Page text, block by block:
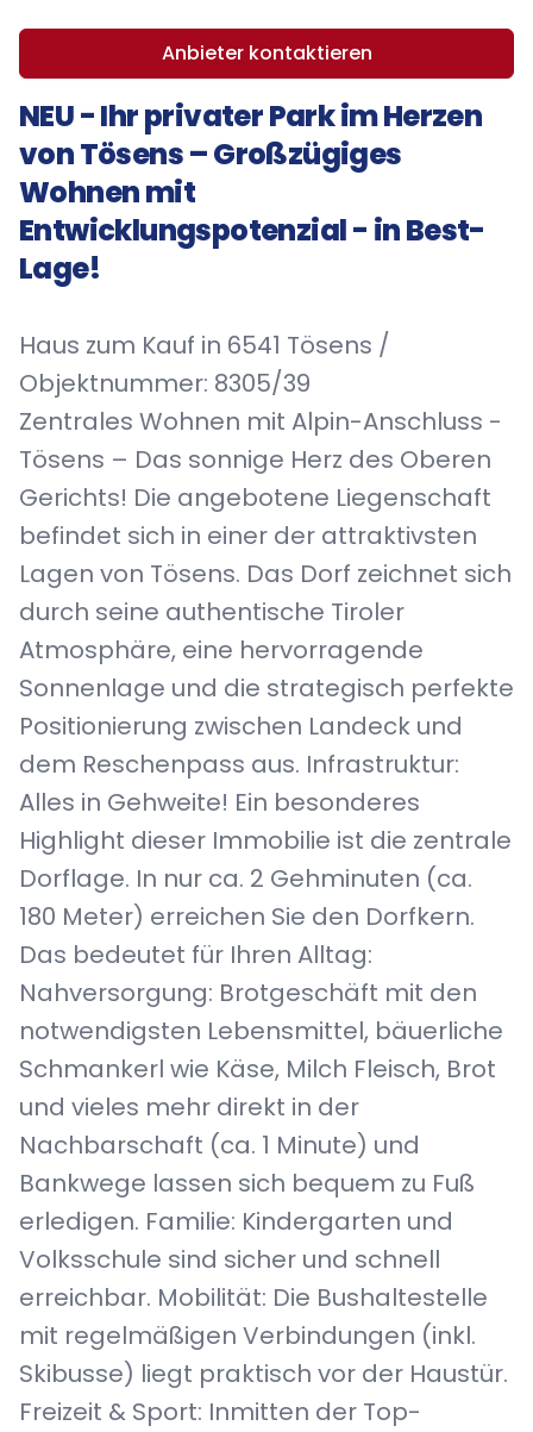
Anbieter kontaktieren
NEU - Ihr privater Park im Herzen
von Tösens – Großzügiges
Wohnen mit
Entwicklungspotenzial - in Best-
Lage!
Haus zum Kauf in 6541 Tösens /
Objektnummer: 8305/39
Zentrales Wohnen mit Alpin-Anschluss -
Tösens – Das sonnige Herz des Oberen
Gerichts! Die angebotene Liegenschaft
befindet sich in einer der attraktivsten
Lagen von Tösens. Das Dorf zeichnet sich
durch seine authentische Tiroler
Atmosphäre, eine hervorragende
Sonnenlage und die strategisch perfekte
Positionierung zwischen Landeck und
dem Reschenpass aus. Infrastruktur:
Alles in Gehweite! Ein besonderes
Highlight dieser Immobilie ist die zentrale
Dorflage. In nur ca. 2 Gehminuten (ca.
180 Meter) erreichen Sie den Dorfkern.
Das bedeutet für Ihren Alltag:
Nahversorgung: Brotgeschäft mit den
notwendigsten Lebensmittel, bäuerliche
Schmankerl wie Käse, Milch Fleisch, Brot
und vieles mehr direkt in der
Nachbarschaft (ca. 1 Minute) und
Bankwege lassen sich bequem zu Fuß
erledigen. Familie: Kindergarten und
Volksschule sind sicher und schnell
erreichbar. Mobilität: Die Bushaltestelle
mit regelmäßigen Verbindungen (inkl.
Skibusse) liegt praktisch vor der Haustür.
Freizeit & Sport: Inmitten der Top-